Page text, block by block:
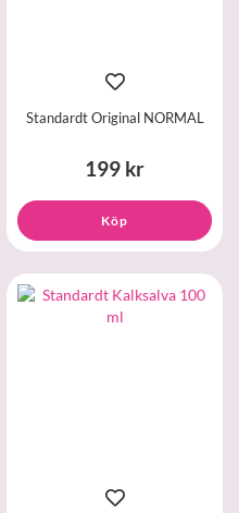
Standardt Original NORMAL
199 kr
Köp